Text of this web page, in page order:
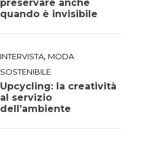
preservare anche
quando è invisibile
INTERVISTA, MODA
SOSTENIBILE
Upcycling: la creatività
al servizio
dell’ambiente